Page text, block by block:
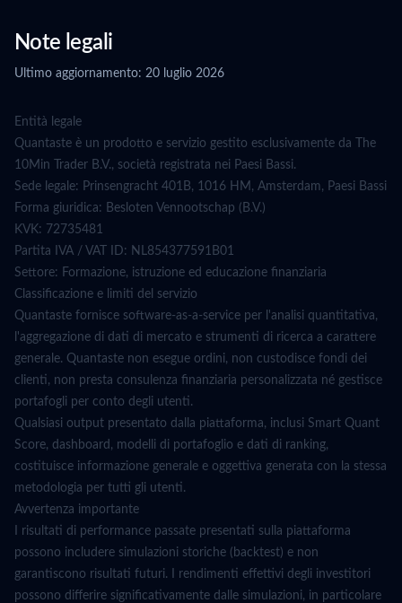
Note legali
Ultimo aggiornamento: 20 luglio 2026
Entità legale
Quantaste è un prodotto e servizio gestito esclusivamente da The
10Min Trader B.V., società registrata nei Paesi Bassi.
Sede legale: Prinsengracht 401B, 1016 HM, Amsterdam, Paesi Bassi
Forma giuridica: Besloten Vennootschap (B.V.)
KVK: 72735481
Partita IVA / VAT ID: NL854377591B01
Settore: Formazione, istruzione ed educazione finanziaria
Classificazione e limiti del servizio
Quantaste fornisce software-as-a-service per l'analisi quantitativa,
l'aggregazione di dati di mercato e strumenti di ricerca a carattere
generale. Quantaste non esegue ordini, non custodisce fondi dei
clienti, non presta consulenza finanziaria personalizzata né gestisce
portafogli per conto degli utenti.
Qualsiasi output presentato dalla piattaforma, inclusi Smart Quant
Score, dashboard, modelli di portafoglio e dati di ranking,
costituisce informazione generale e oggettiva generata con la stessa
metodologia per tutti gli utenti.
Avvertenza importante
I risultati di performance passate presentati sulla piattaforma
possono includere simulazioni storiche (backtest) e non
garantiscono risultati futuri. I rendimenti effettivi degli investitori
possono differire significativamente dalle simulazioni, in particolare